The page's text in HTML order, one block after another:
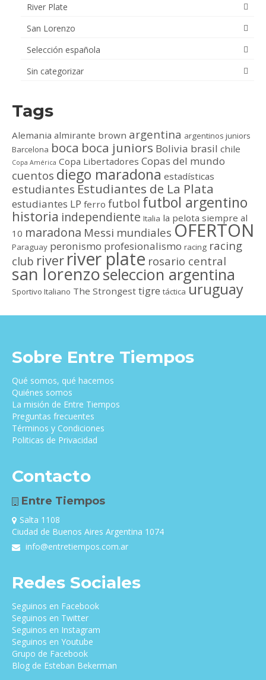
River Plate
San Lorenzo
Selección española
Sin categorizar
Tags
Alemania almirante brown argentina argentinos juniors
Barcelona boca boca juniors Bolivia brasil chile
Copa América Copa Libertadores Copas del mundo
cuentos diego maradona estadísticas
estudiantes Estudiantes de La Plata
estudiantes LP ferro futbol futbol argentino
historia independiente Italia la pelota siempre al
10 maradona Messi mundiales OFERTON
Paraguay peronismo profesionalismo racing racing
club river river plate rosario central
san lorenzoseleccion argentina
Sportivo Italiano The Strongest tigre táctica uruguay
Sobre Entre Tiempos
Qué somos, qué hacemos
Quiénes somos
La misión de Entre Tiempos
Preguntas frecuentes
Términos y Condiciones
Politicas de Privacidad
Contacto
Entre Tiempos
Salta 1108
Ciudad de Buenos Aires Argentina 1074
info@entretiempos.com.ar
Redes Sociales
Seguinos en Facebook
Seguinos en Twitter
Seguinos en Instagram
Seguinos en Youtube
Grupo de Facebook
Blog de Esteban Bekerman